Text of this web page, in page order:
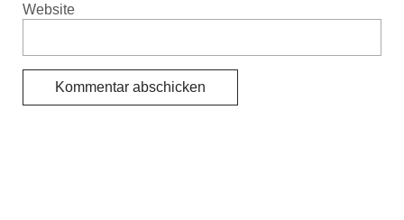
Website